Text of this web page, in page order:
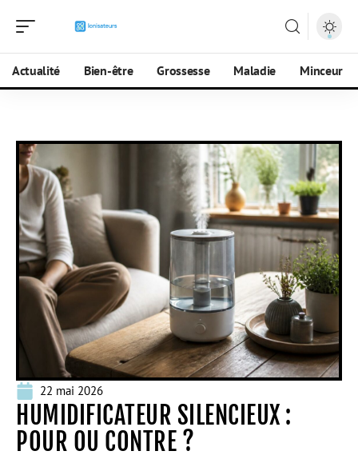
Actualité Bien-être Grossesse Maladie Minceur
22 mai 2026
HUMIDIFICATEUR SILENCIEUX :
POUR OU CONTRE ?